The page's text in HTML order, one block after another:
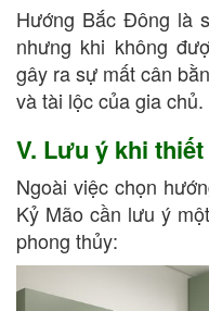
Hướng Bắc Đông là
nhưng khi không
gây ra sự mất cân
và tài lộc của gia chủ.
V. Lưu ý khi
Ngoài việc chọn
Kỷ Mão cần lưu ý
phong thủy: